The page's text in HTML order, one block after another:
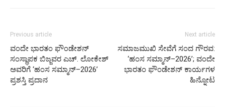
Previous article
ವಂದೇ ಭಾರತಂ ಫೌಂಡೇಶನ್
ಸಂಸ್ಥಾಪಕ ಬಿಜ್ಜವರ ಎಚ್. ಲೋಕೇಶ್
ಅವರಿಗೆ ‘ಹಂಸ ಸಮ್ಮಾನ್–2026’
ಪ್ರಶಸ್ತಿ ಪ್ರದಾನ
Next article
ಸಮಾಜಮುಖಿ ಸೇವೆಗೆ ಸಂದ ಗೌರವ:
‘ಹಂಸ ಸಮ್ಮಾನ್–2026’; ವಂದೇ
ಭಾರತಂ ಫೌಂಡೇಶನ್ ಕಾರ್ಯಗಳ
ಹಿನ್ನೋಟ